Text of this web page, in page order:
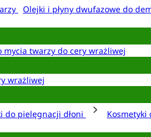
Olejki i płyny dwufazowe do
mycia twarzy do cery wrażliwej
wrażliwej
do pielęgnacji dłoni Kosmetyki